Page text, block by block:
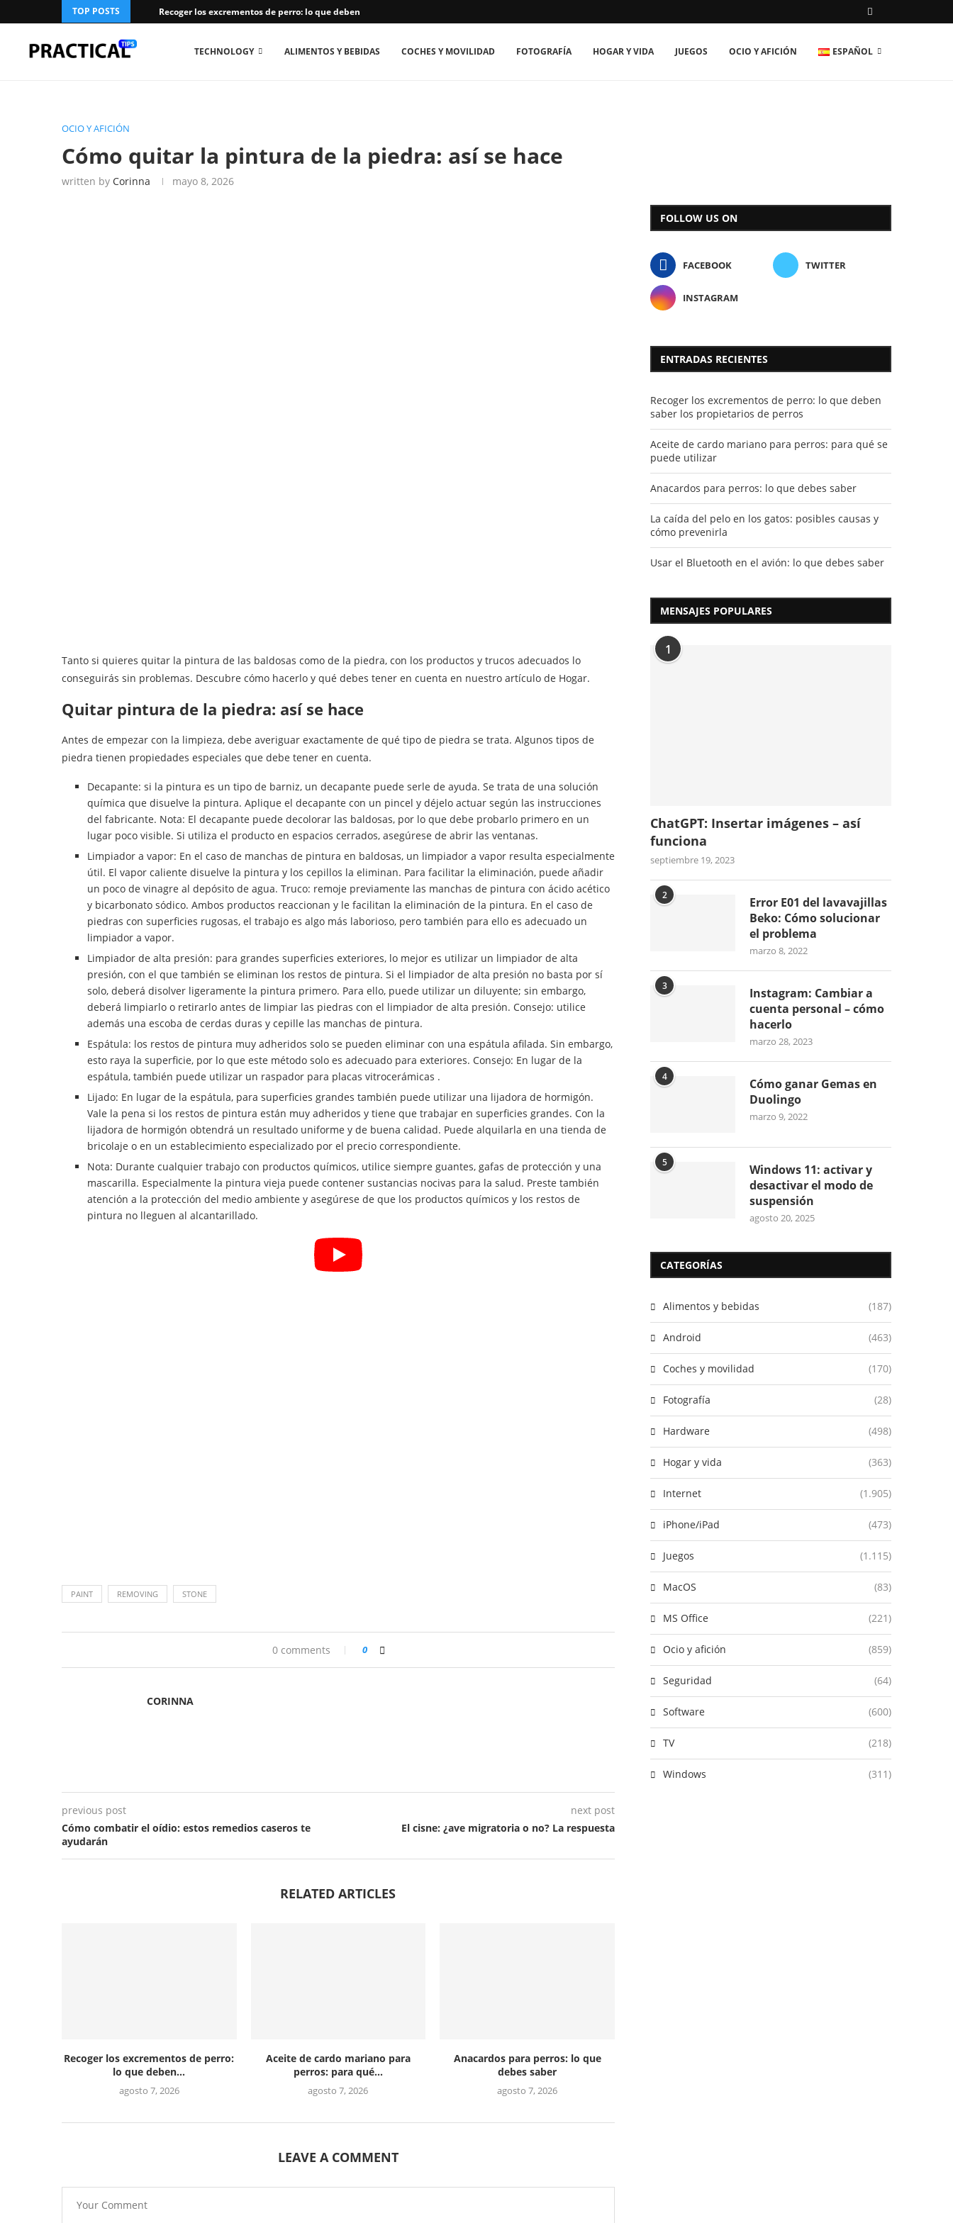
TOP POSTS Recoger los excrementos de perro: lo que deben...
TECHNOLOGY ALIMENTOS Y BEBIDAS COCHES Y MOVILIDAD FOTOGRAFÍA HOGAR Y VIDA JUEGOS OCIO Y AFICIÓN ESPAÑOL
OCIO Y AFICIÓN
Cómo quitar la pintura de la piedra: así se hace
written by Corinna mayo 8, 2026
Tanto si quieres quitar la pintura de las baldosas como de la piedra, con los productos y trucos adecuados lo
conseguirás sin problemas. Descubre cómo hacerlo y qué debes tener en cuenta en nuestro artículo de Hogar.
Quitar pintura de la piedra: así se hace
Antes de empezar con la limpieza, debe averiguar exactamente de qué tipo de piedra se trata. Algunos tipos de
piedra tienen propiedades especiales que debe tener en cuenta.
Decapante: si la pintura es un tipo de barniz, un decapante puede serle de ayuda. Se trata de una solución
química que disuelve la pintura. Aplique el decapante con un pincel y déjelo actuar según las instrucciones
del fabricante. Nota: El decapante puede decolorar las baldosas, por lo que debe probarlo primero en un
lugar poco visible. Si utiliza el producto en espacios cerrados, asegúrese de abrir las ventanas.
Limpiador a vapor: En el caso de manchas de pintura en baldosas, un limpiador a vapor resulta especialmente
útil. El vapor caliente disuelve la pintura y los cepillos la eliminan. Para facilitar la eliminación, puede añadir
un poco de vinagre al depósito de agua. Truco: remoje previamente las manchas de pintura con ácido acético
y bicarbonato sódico. Ambos productos reaccionan y le facilitan la eliminación de la pintura. En el caso de
piedras con superficies rugosas, el trabajo es algo más laborioso, pero también para ello es adecuado un
limpiador a vapor.
Limpiador de alta presión: para grandes superficies exteriores, lo mejor es utilizar un limpiador de alta
presión, con el que también se eliminan los restos de pintura. Si el limpiador de alta presión no basta por sí
solo, deberá disolver ligeramente la pintura primero. Para ello, puede utilizar un diluyente; sin embargo,
deberá limpiarlo o retirarlo antes de limpiar las piedras con el limpiador de alta presión. Consejo: utilice
además una escoba de cerdas duras y cepille las manchas de pintura.
Espátula: los restos de pintura muy adheridos solo se pueden eliminar con una espátula afilada. Sin embargo,
esto raya la superficie, por lo que este método solo es adecuado para exteriores. Consejo: En lugar de la
espátula, también puede utilizar un raspador para placas vitrocerámicas .
Lijado: En lugar de la espátula, para superficies grandes también puede utilizar una lijadora de hormigón.
Vale la pena si los restos de pintura están muy adheridos y tiene que trabajar en superficies grandes. Con la
lijadora de hormigón obtendrá un resultado uniforme y de buena calidad. Puede alquilarla en una tienda de
bricolaje o en un establecimiento especializado por el precio correspondiente.
Nota: Durante cualquier trabajo con productos químicos, utilice siempre guantes, gafas de protección y una
mascarilla. Especialmente la pintura vieja puede contener sustancias nocivas para la salud. Preste también
atención a la protección del medio ambiente y asegúrese de que los productos químicos y los restos de
pintura no lleguen al alcantarillado.
PAINT REMOVING STONE
0 comments 0
CORINNA
previous post
Cómo combatir el oídio: estos remedios caseros te
ayudarán
next post
El cisne: ¿ave migratoria o no? La respuesta
RELATED ARTICLES
Recoger los excrementos de perro:
lo que deben...
agosto 7, 2026
Aceite de cardo mariano para
perros: para qué...
agosto 7, 2026
Anacardos para perros: lo que
debes saber
agosto 7, 2026
LEAVE A COMMENT
FOLLOW US ON
FACEBOOK TWITTER
INSTAGRAM
ENTRADAS RECIENTES
Recoger los excrementos de perro: lo que deben
saber los propietarios de perros
Aceite de cardo mariano para perros: para qué se
puede utilizar
Anacardos para perros: lo que debes saber
La caída del pelo en los gatos: posibles causas y
cómo prevenirla
Usar el Bluetooth en el avión: lo que debes saber
MENSAJES POPULARES
1
ChatGPT: Insertar imágenes – así
funciona
septiembre 19, 2023
2
Error E01 del lavavajillas
Beko: Cómo solucionar
el problema
marzo 8, 2022
3
Instagram: Cambiar a
cuenta personal – cómo
hacerlo
marzo 28, 2023
4
Cómo ganar Gemas en
Duolingo
marzo 9, 2022
5
Windows 11: activar y
desactivar el modo de
suspensión
agosto 20, 2025
CATEGORÍAS
Alimentos y bebidas (187)
Android (463)
Coches y movilidad (170)
Fotografía (28)
Hardware (498)
Hogar y vida (363)
Internet (1.905)
iPhone/iPad (473)
Juegos (1.115)
MacOS (83)
MS Office (221)
Ocio y afición (859)
Seguridad (64)
Software (600)
TV (218)
Windows (311)